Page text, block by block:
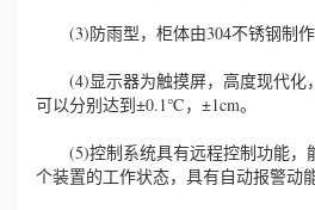
(3)防雨型，柜体由304不锈钢制作
(4)显示器为触摸屏，高度现代化
可以分别达到±0.1℃，±1cm。
(5)控制系统具有远程控制功能，
个装置的工作状态，具有自动报警动能